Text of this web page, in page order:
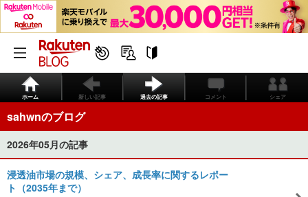
ホーム 新しい記事 過去の記事 コメント シェア
sahwnのブログ
2026年05月の記事
浸透油市場の規模、シェア、成長率に関するレポー
ト（2035年まで）